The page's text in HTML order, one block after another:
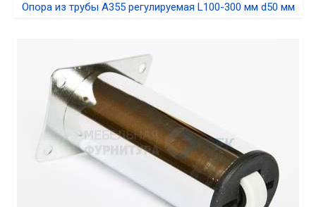
Опора из трубы A355 регулируемая L100-300 мм d50 мм